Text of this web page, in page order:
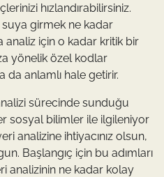
hızlandırabilirsiniz.
girmek ne kadar
için o kadar kritik bir
yönelik özel kodlar
anlamlı hale getirir.
sürecinde sunduğu
sosyal bilimler ile ilgileniyor
analizine ihtiyacınız olsun,
Başlangıç için bu adımları
analizinin ne kadar kolay